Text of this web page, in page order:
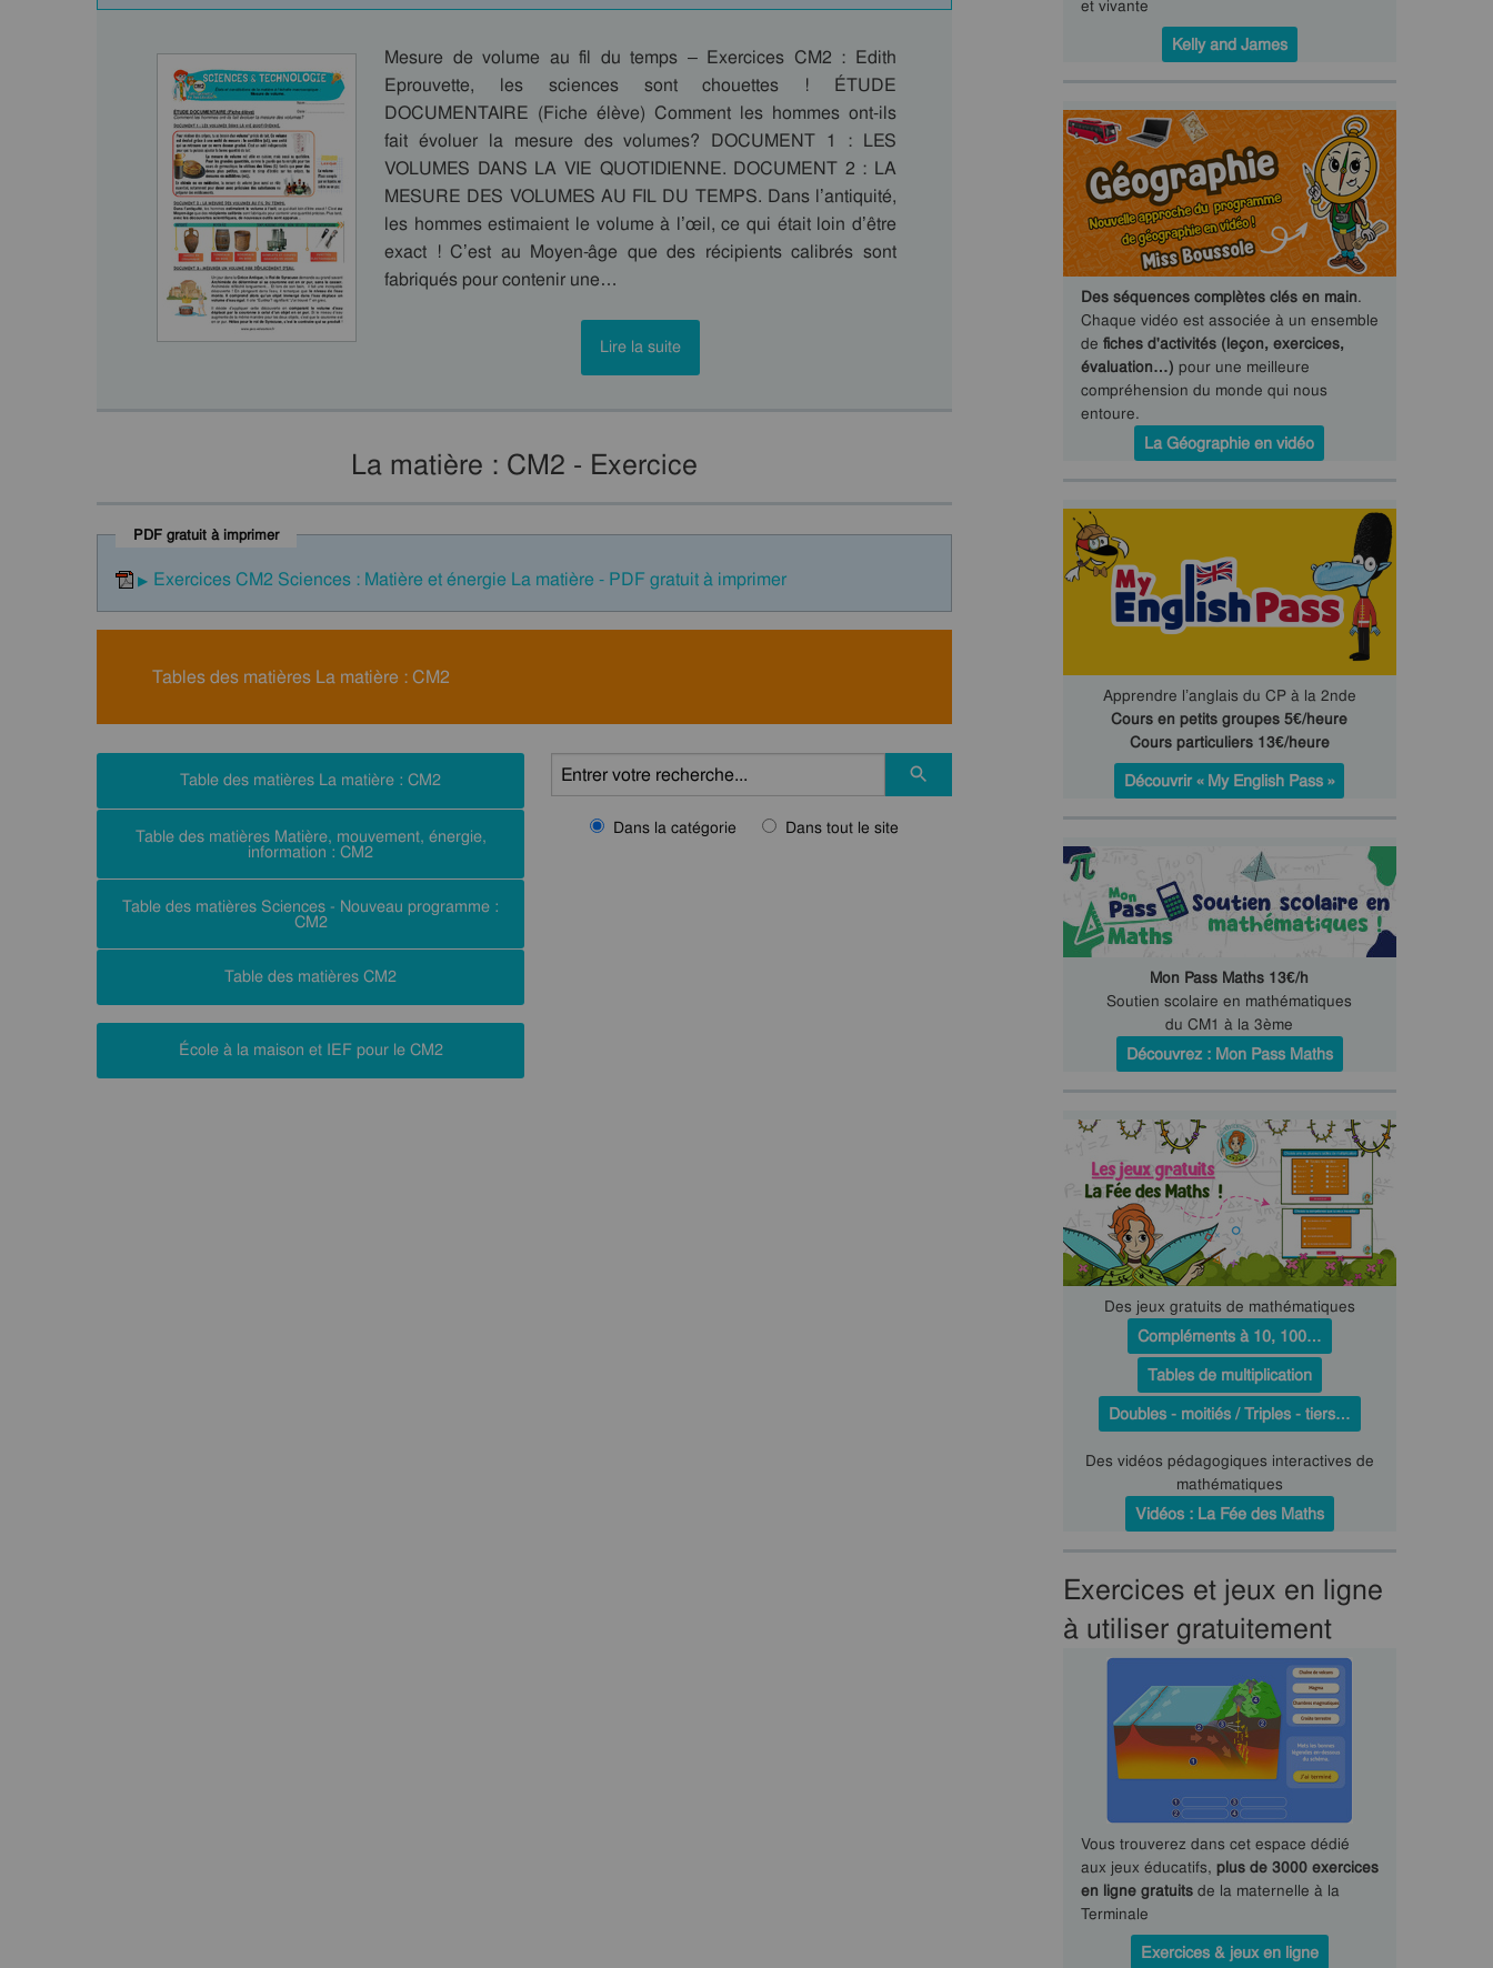
Mesure de volume au fil du temps – Exercices CM2 : Edith
Eprouvette, les sciences sont chouettes ! ÉTUDE
DOCUMENTAIRE (Fiche élève) Comment les hommes ont-ils
fait évoluer la mesure des volumes? DOCUMENT 1 : LES
VOLUMES DANS LA VIE QUOTIDIENNE. DOCUMENT 2 : LA
MESURE DES VOLUMES AU FIL DU TEMPS. Dans l’antiquité,
les hommes estimaient le volume à l’œil, ce qui était loin d’être
exact ! C’est au Moyen-âge que des récipients calibrés sont
fabriqués pour contenir une…
Lire la suite
La matière : CM2 - Exercice
PDF gratuit à imprimer
Exercices CM2 Sciences : Matière et énergie La matière - PDF gratuit à imprimer
Tables des matières La matière : CM2
Table des matières La matière : CM2
Table des matières Matière, mouvement, énergie,
information : CM2
Table des matières Sciences - Nouveau programme :
CM2
Table des matières CM2
École à la maison et IEF pour le CM2
Dans la catégorie Dans tout le site
et vivante
Kelly and James
Des séquences complètes clés en main.
Chaque vidéo est associée à un ensemble
de fiches d'activités (leçon, exercices,
évaluation…) pour une meilleure
compréhension du monde qui nous
entoure.
La Géographie en vidéo
Apprendre l’anglais du CP à la 2nde
Cours en petits groupes 5€/heure
Cours particuliers 13€/heure
Découvrir « My English Pass »
Mon Pass Maths 13€/h
Soutien scolaire en mathématiques
du CM1 à la 3ème
Découvrez : Mon Pass Maths
Des jeux gratuits de mathématiques
Compléments à 10, 100…
Tables de multiplication
Doubles - moitiés / Triples - tiers…
Des vidéos pédagogiques interactives de
mathématiques
Vidéos : La Fée des Maths
Exercices et jeux en ligne
à utiliser gratuitement
Vous trouverez dans cet espace dédié
aux jeux éducatifs, plus de 3000 exercices
en ligne gratuitsde la maternelle à la
Terminale
Exercices & jeux en ligne